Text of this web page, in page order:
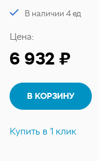
В наличии 4 ед
Цена:
6 932 ₽
В КОРЗИНУ
Купить в 1 клик